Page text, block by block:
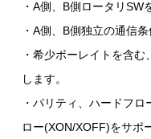
・A側、B側ロータリSW
・A側、B側独立の通信条
・希少ボーレイトを含
します。
・パリティ、ハードフ
ロー(XON/XOFF)をサポ